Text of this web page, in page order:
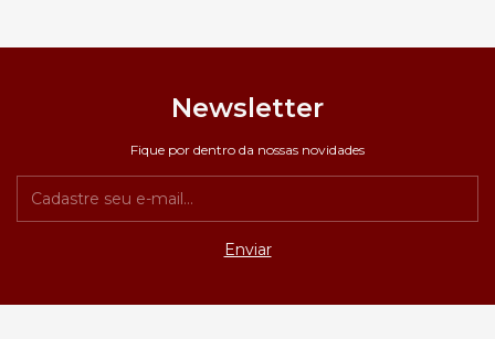
Newsletter
Fique por dentro da nossas novidades